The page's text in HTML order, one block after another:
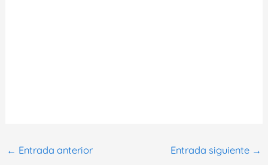
← Entrada anterior Entrada siguiente →